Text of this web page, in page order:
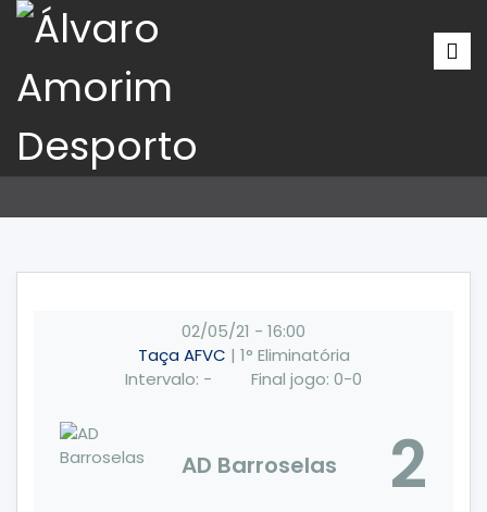
02/05/21 - 16:00
Taça AFVC | 1° Eliminatória
Intervalo: -
Final jogo: 0-0
AD Barroselas 2